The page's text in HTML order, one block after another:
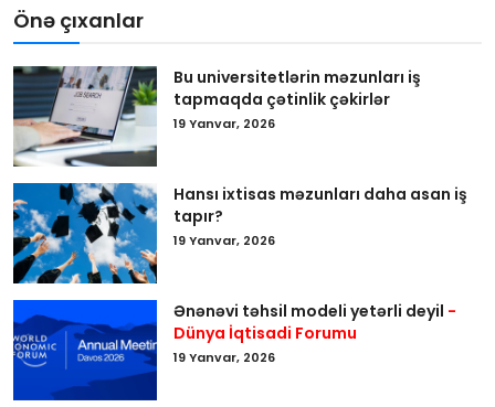
Önə çıxanlar
Bu universitetlərin məzunları iş
tapmaqda çətinlik çəkirlər
19 Yanvar, 2026
Hansı ixtisas məzunları daha asan iş
tapır?
19 Yanvar, 2026
Ənənəvi təhsil modeli yetərli deyil -
Dünya İqtisadi Forumu
19 Yanvar, 2026